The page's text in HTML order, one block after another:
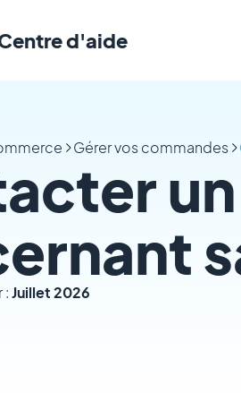
d'aide
Gérer vos commandes
:Juillet 2026